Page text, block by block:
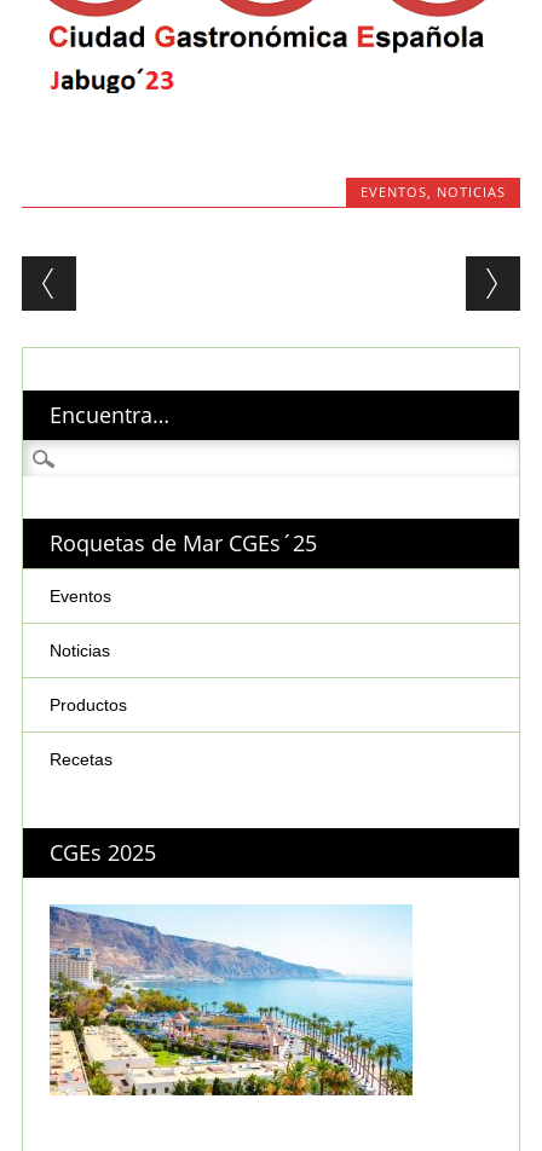
EVENTOS NOTICIAS
Post navigation
Encuentra…
Buscar:
Roquetas de Mar CGEs´25
Eventos
Noticias
Productos
Recetas
CGEs 2025